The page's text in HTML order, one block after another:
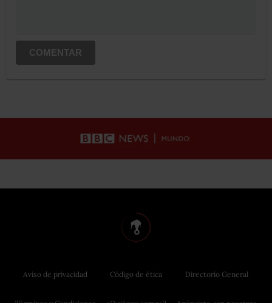
COMENTAR
Aviso de privacidad Código de ética Directorio General